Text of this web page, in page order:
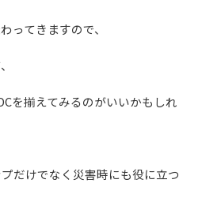
ってきますので、
を揃えてみるのがいいかもしれ
だけでなく災害時にも役に立つ